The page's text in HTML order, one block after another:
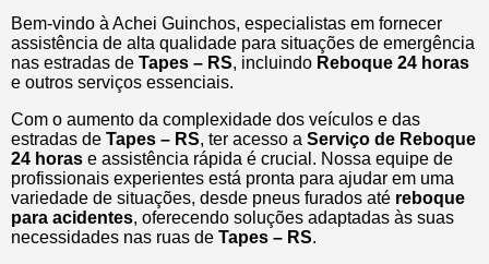
Bem-vindo à Achei Guinchos, especialistas em fornecer
assistência de alta qualidade para situações de emergência
nas estradas de Tapes – RS, incluindo Reboque 24 horas
e outros serviços essenciais.
Com o aumento da complexidade dos veículos e das
estradas de Tapes – RS, ter acesso a Serviço de Reboque
24 horas e assistência rápida é crucial. Nossa equipe de
profissionais experientes está pronta para ajudar em uma
variedade de situações, desde pneus furados até reboque
para acidentes, oferecendo soluções adaptadas às suas
necessidades nas ruas de Tapes – RS.